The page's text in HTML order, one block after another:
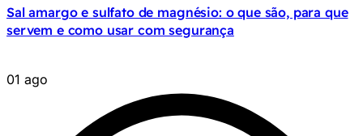
Sal amargo e sulfato de magnésio: o que são, para que
servem e como usar com segurança
01 ago